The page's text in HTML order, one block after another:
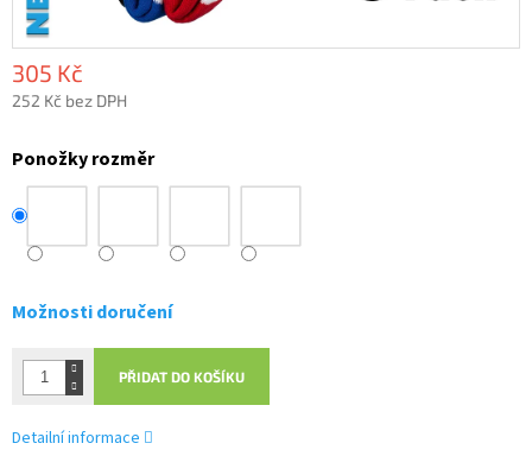
305 Kč
252 Kč bez DPH
cena:
Ponožky rozměr
Možnosti doručení
PŘIDAT DO KOŠÍKU
Detailní informace